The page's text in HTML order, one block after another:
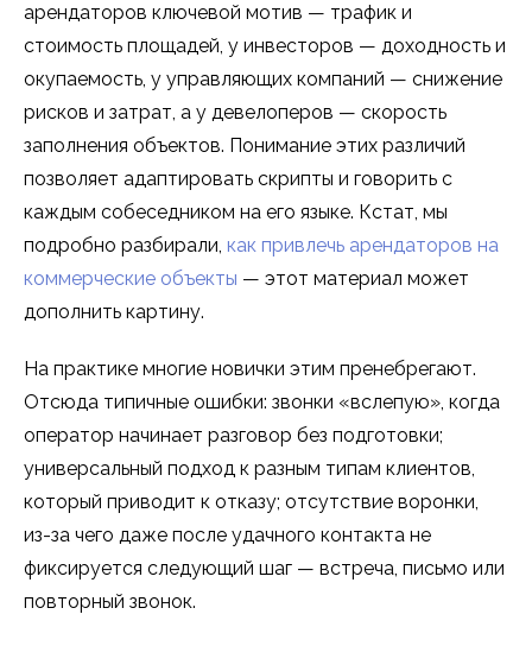
арендаторов ключевой мотив — трафик и
стоимость площадей, у инвесторов — доходность и
окупаемость, у управляющих компаний — снижение
рисков и затрат, а у девелоперов — скорость
заполнения объектов. Понимание этих различий
позволяет адаптировать скрипты и говорить с
каждым собеседником на его языке. Кстат, мы
подробно разбирали, как привлечь арендаторов на
коммерческие объекты — этот материал может
дополнить картину.
На практике многие новички этим пренебрегают.
Отсюда типичные ошибки: звонки «вслепую», когда
оператор начинает разговор без подготовки;
универсальный подход к разным типам клиентов,
который приводит к отказу; отсутствие воронки,
из-за чего даже после удачного контакта не
фиксируется следующий шаг — встреча, письмо или
повторный звонок.